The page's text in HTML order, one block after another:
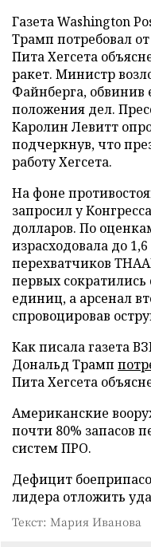
Газета Washington
Трамп потребовал
Пита Хегсета
ракет. Министр
Файнберга, обвинив
положения дел.
Каролин Левитт
подчеркнув, что
работу Хегсета.
На фоне
запросил у
долларов. По
израсходовала до
перехватчиков
первых
единиц, а арсенал
спровоцировав
Как писала газета
Дональд Трамп
Пита Хегсета
Американские
почти 80% запасов
систем ПРО.
Дефицит
лидера отложить
Текст: Мария Иванова